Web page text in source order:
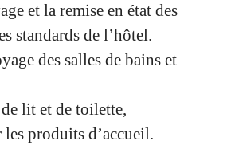
et la remise en état des
standards de l’hôtel.
des salles de bains et
lit et de toilette,
produits d’accueil.